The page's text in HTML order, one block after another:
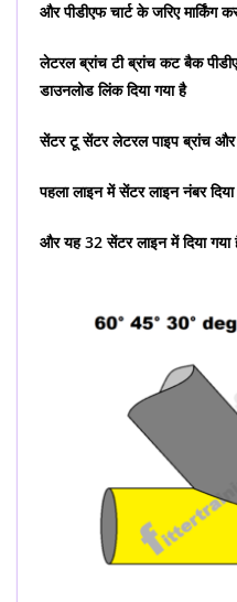
और पीडीएफ चार्ट के जरिए मार्किंग
लेटरल ब्रांच टी ब्रांच कट बैक
डाउनलोड लिंक दिया गया है
सेंटर टू सेंटर लेटरल पाइप ब्रांच और
पहला लाइन में सेंटर लाइन नंबर दिया
और यह 32 सेंटर लाइन में दिया गया